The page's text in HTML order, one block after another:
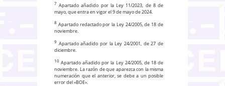
7 Apartado añadido por la Ley 11/2023, de 8 de
mayo, que entra en vigor el 9 de mayo de 2024.
8 Apartado redactado por la Ley 24/2005, de 18 de
noviembre.
9 Apartado añadido por la Ley 24/2001, de 27 de
diciembre.
10 Apartado añadido por la Ley 24/2005, de 18 de
noviembre. La razón de que aparezca con la misma
numeración que el anterior, se debe a un posible
error del «BOE».